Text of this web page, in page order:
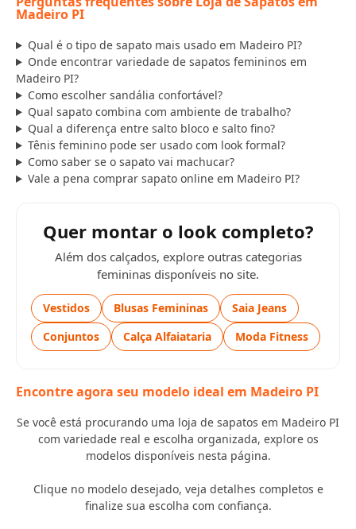
Madeiro PI
Qual é o tipo de sapato mais usado em Madeiro PI?
Onde encontrar variedade de sapatos femininos em
Madeiro PI?
Como escolher sandália confortável?
Qual sapato combina com ambiente de trabalho?
Qual a diferença entre salto bloco e salto fino?
Tênis feminino pode ser usado com look formal?
Como saber se o sapato vai machucar?
Vale a pena comprar sapato online em Madeiro PI?
Quer montar o look completo?
Além dos calçados, explore outras categorias
femininas disponíveis no site.
Vestidos Blusas Femininas
Saia Jeans
Conjuntos
Calça Alfaiataria Moda Fitness
Encontre agora seu modelo ideal em Madeiro PI
Se você está procurando uma loja de sapatos em Madeiro PI
com variedade real e escolha organizada, explore os
modelos disponíveis nesta página.
Clique no modelo desejado, veja detalhes completos e
finalize sua escolha com confiança.